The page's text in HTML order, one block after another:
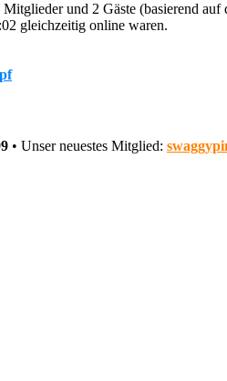
und 2 Gäste (basierend
gleichzeitig online waren.
• Unser neuestes Mitglied: